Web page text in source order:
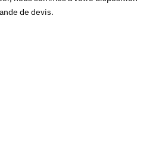
de devis.